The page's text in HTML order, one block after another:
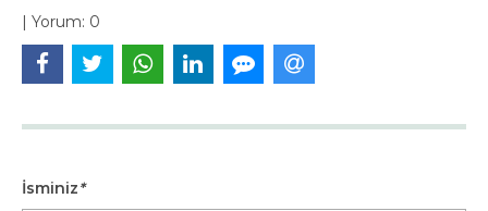
| Yorum: 0
İsminiz*